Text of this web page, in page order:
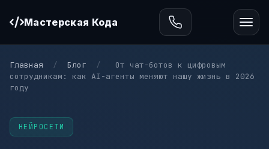
Мастерская Кода
Главная / Блог /
От чат-ботов к цифровым
сотрудникам: как AI-агенты меняют нашу жизнь в 2026
году
НЕЙРОСЕТИ